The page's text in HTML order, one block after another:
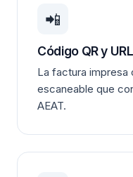
📲
Código QR y URL
La factura impresa
escaneable que
AEAT.